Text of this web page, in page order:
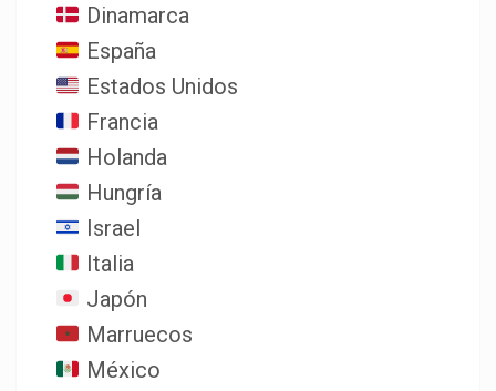
Dinamarca
España
Estados Unidos
Francia
Holanda
Hungría
Israel
Italia
Japón
Marruecos
México